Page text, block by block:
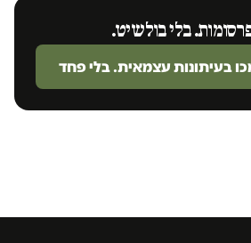
בלי בולשיט.
בעיתונות עצמאית. בלי פחד